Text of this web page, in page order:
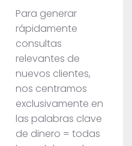
Para generar
rápidamente
consultas
relevantes de
nuevos clientes,
nos centramos
exclusivamente en
las palabras clave
de dinero = todas